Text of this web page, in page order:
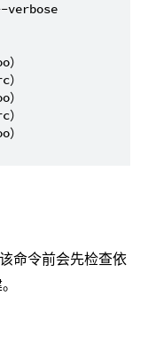
命令前会先检查依